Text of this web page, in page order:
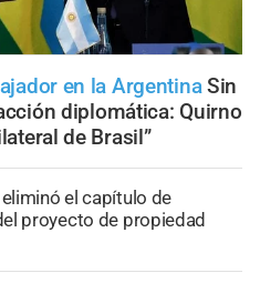
en la Argentina Sin
diplomática: Quirno
de Brasil”
el capítulo de
proyecto de propiedad